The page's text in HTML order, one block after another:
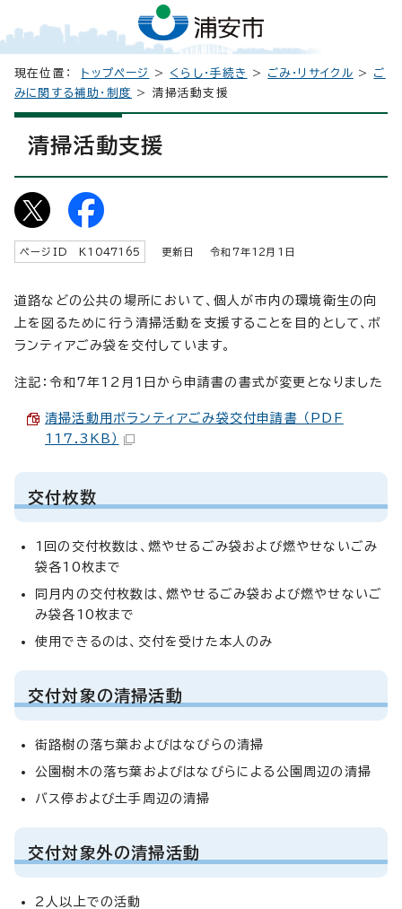
現在位置： トップページ > くらし・手続き > ごみ・リサイクル > ご
みに関する補助・制度
> 清掃活動支援
清掃活動支援
ページID K 1047165 更新日 令和7年12 月1日
道路などの公共の場所において、個人が市内の環境衛生の向
上を図るために行う清掃活動を支援することを目的として、ボ
ランティアごみ袋を交付しています。
注記：令和7年12月1日から申請書の書式が変更となりました
清掃活動用ボランティアごみ袋交付申請書 （PDF
117.3KB）
交付枚数
1回の交付枚数は、燃やせるごみ袋および燃やせないごみ
袋各10枚まで
同月内の交付枚数は、燃やせるごみ袋および燃やせないご
み袋各10枚まで
使用できるのは、交付を受けた本人のみ
交付対象の清掃活動
街路樹の落ち葉およびはなびらの清掃
公園樹木の落ち葉およびはなびらによる公園周辺の清掃
バス停および土手周辺の清掃
交付対象外の清掃活動
2人以上での活動